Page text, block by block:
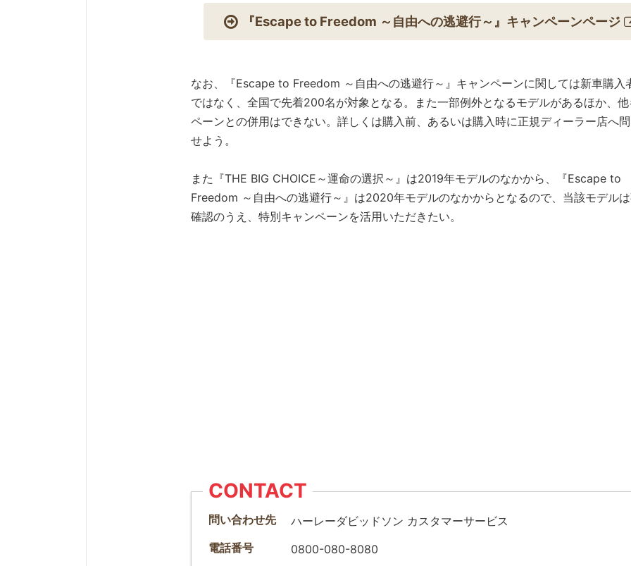
『Escape to Freedom ～自由への逃避行～』キャンペーンページ
なお、『Escape to Freedom ～自由への逃避行～』キャンペーンに関しては新車購入
ではなく、全国で先着200名が対象となる。また一部例外となるモデルがあるほか、
ペーンとの併用はできない。詳しくは購入前、あるいは購入時に正規ディーラー店へ
せよう。
また『THE BIG CHOICE～運命の選択～』は2019年モデルのなかから、『Escape to
Freedom ～自由への逃避行～』は2020年モデルのなかからとなるので、当該モデル
確認のうえ、特別キャンペーンを活用いただきたい。
CONTACT
問い合わせ先
ハーレーダビッドソン カスタマーサービス
電話番号
0800-080-8080